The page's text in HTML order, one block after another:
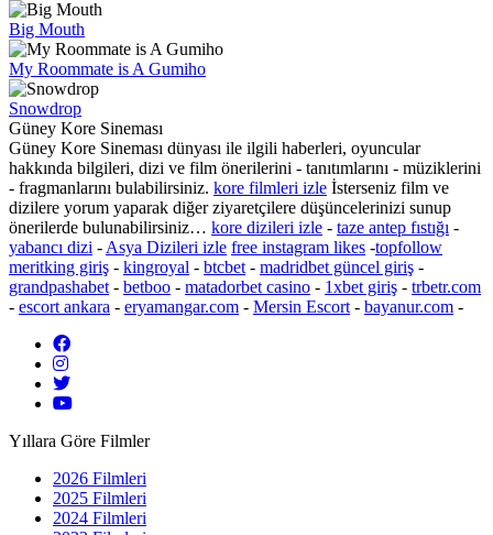
Big Mouth
My Roommate is A Gumiho
Snowdrop
Güney Kore Sineması
Güney Kore Sineması dünyası ile ilgili haberleri, oyuncular
hakkında bilgileri, dizi ve film önerilerini - tanıtımlarını - müziklerini
- fragmanlarını bulabilirsiniz. kore filmleri izle İsterseniz film ve
dizilere yorum yaparak diğer ziyaretçilere düşüncelerinizi sunup
önerilerde bulunabilirsiniz… kore dizileri izle - taze antep fıstığı -
yabancı dizi - Asya Dizileri izle free instagram likes -topfollow
meritking giriş - kingroyal - btcbet - madridbet güncel giriş -
grandpashabet - betboo - matadorbet casino - 1xbet giriş - trbetr.com
- escort ankara - eryamangar.com - Mersin Escort - bayanur.com -
Yıllara Göre Filmler
2026 Filmleri
2025 Filmleri
2024 Filmleri